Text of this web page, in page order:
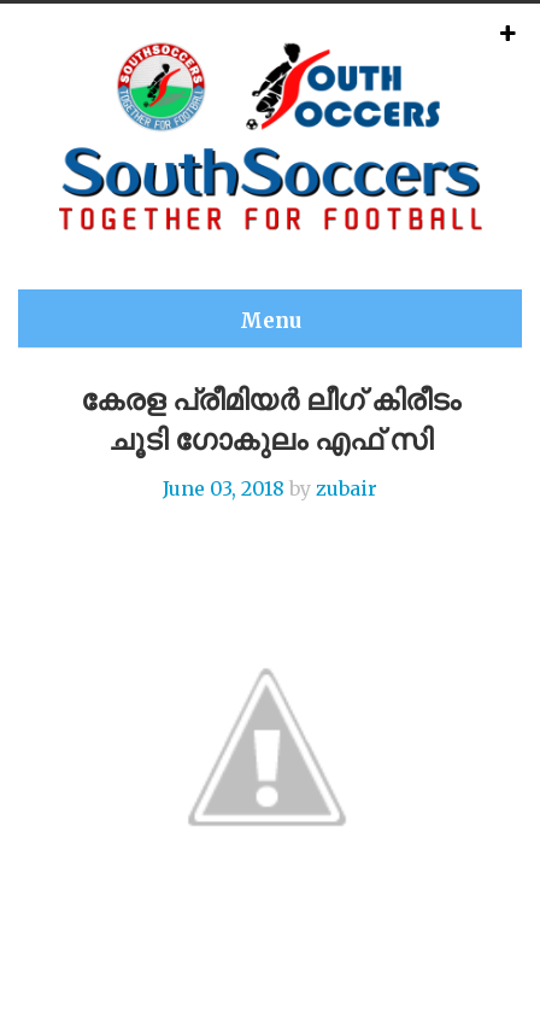
Menu
കേരള പ്രീമിയർ ലീഗ് കിരീടം
ചൂടി ഗോകുലം എഫ് സി
June 03, 2018 by zubair